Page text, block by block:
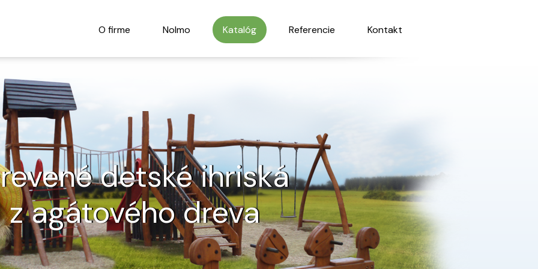
O firme Nolmo Katalóg Referencie Kontakt
detské ihriská
z agátového dreva